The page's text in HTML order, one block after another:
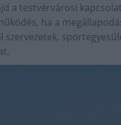
a testvérvárosi
ha a